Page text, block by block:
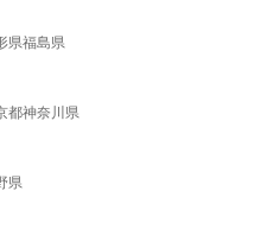
県福島県
都神奈川県
県